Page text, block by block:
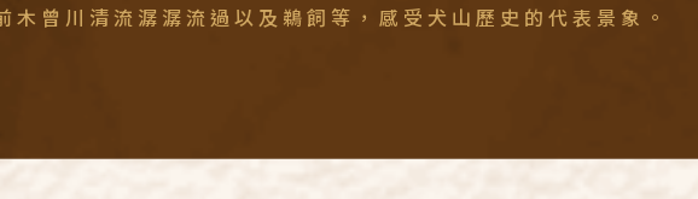
日本美學旅 日本鐵道旅
木曾川清流潺潺流過以及鵜飼等，感受犬山歷史的代表景象。